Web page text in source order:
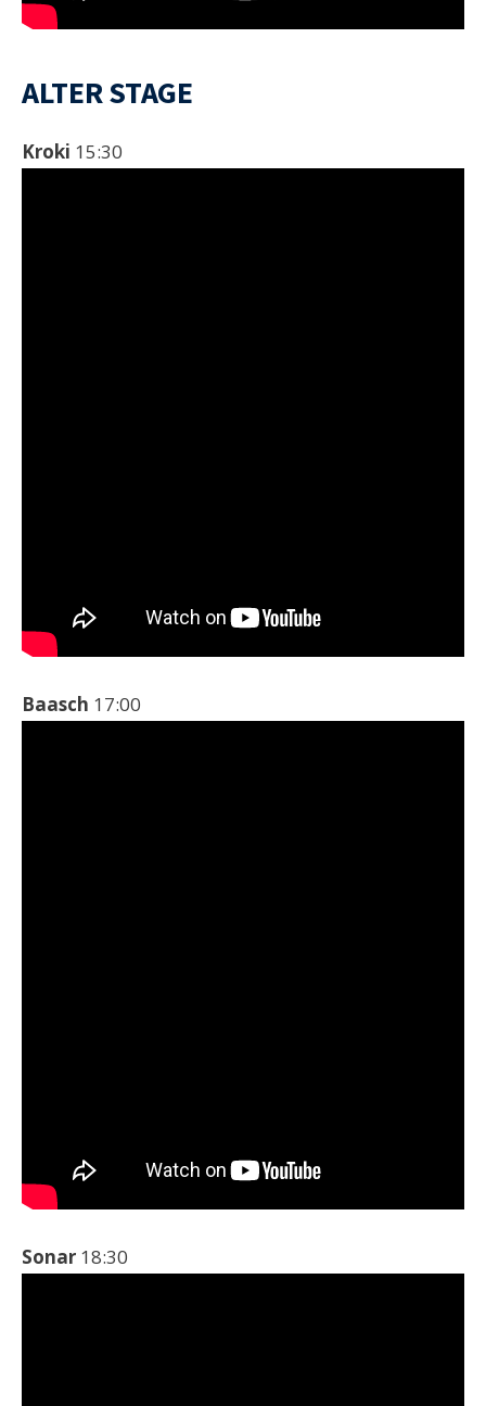
ALTER STAGE
Kroki 15:30
Baasch 17:00
Sonar 18:30